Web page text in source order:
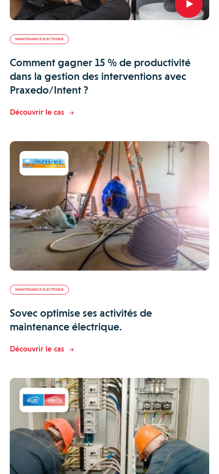
MAINTENANCE ÉLECTRIQUE
Comment gagner 15 % de productivité
dans la gestion des interventions avec
Praxedo/Intent ?
Découvrir le cas
MAINTENANCE ÉLECTRIQUE
Sovec optimise ses activités de
maintenance électrique.
Découvrir le cas